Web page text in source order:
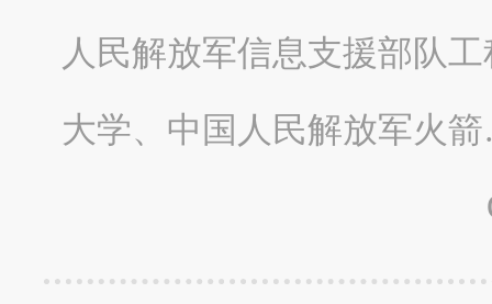
人民解放军信息支援部队
大学、中国人民解放军火